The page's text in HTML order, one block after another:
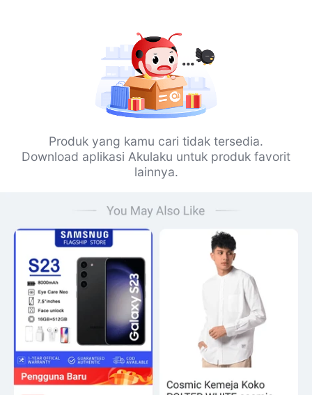
Produk yang kamu cari tidak tersedia.
Download aplikasi Akulaku untuk produk favorit
lainnya.